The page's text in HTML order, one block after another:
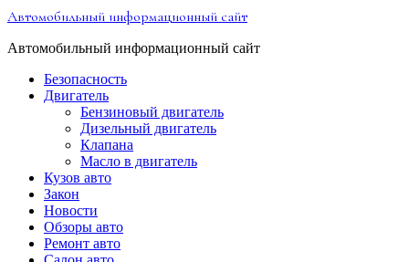
Перейти
содержимому
Автомобильный информационный сайт
Автомобильный информационный сайт
Безопасность
Двигатель
Бензиновый двигатель
Дизельный двигатель
Клапана
Масло в двигатель
Кузов авто
Закон
Новости
Обзоры авто
Ремонт авто